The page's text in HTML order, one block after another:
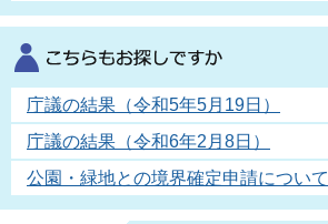
庁議の結果（令和5年5月19日）
庁議の結果（令和6年2月8日）
公園・緑地との境界確定申請について